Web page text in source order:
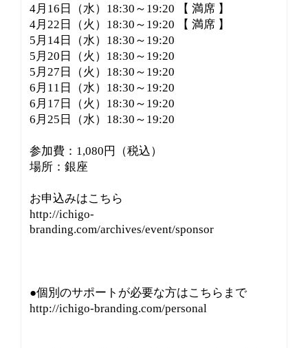
4月16日（水）18:30～19:20 【 満席 】
4月22日（火）18:30～19:20 【 満席 】
5月14日（水）18:30～19:20
5月20日（火）18:30～19:20
5月27日（火）18:30～19:20
6月11日（水）18:30～19:20
6月17日（火）18:30～19:20
6月25日（水）18:30～19:20
参加費：1,080円（税込）
場所：銀座
お申込みはこちら
http://ichigo-
branding.com/archives/event/sponsor
●個別のサポートが必要な方はこちらまで
http://ichigo-branding.com/personal